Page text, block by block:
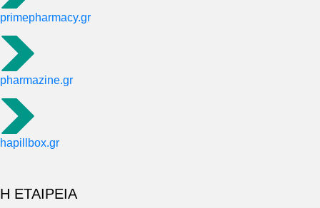
primepharmacy.gr
pharmazine.gr
hapillbox.gr
Η ΕΤΑΙΡΕΙΑ